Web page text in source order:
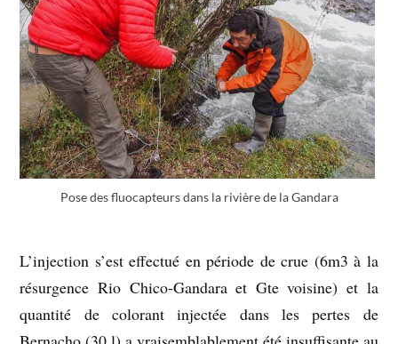
Pose des fluocapteurs dans la rivière de la Gandara
L’injection s’est effectué en période de crue (6m3 à la
résurgence Rio Chico-Gandara et Gte voisine) et la
quantité de colorant injectée dans les pertes de